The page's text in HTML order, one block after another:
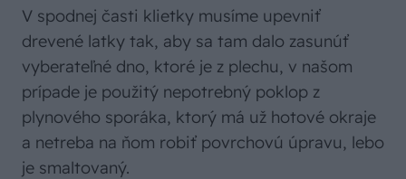
V spodnej časti klietky musíme upevniť
drevené latky tak, aby sa tam dalo zasunúť
vyberateľné dno, ktoré je z plechu, v našom
prípade je použitý nepotrebný poklop z
plynového sporáka, ktorý má už hotové okraje
a netreba na ňom robiť povrchovú úpravu, lebo
je smaltovaný.